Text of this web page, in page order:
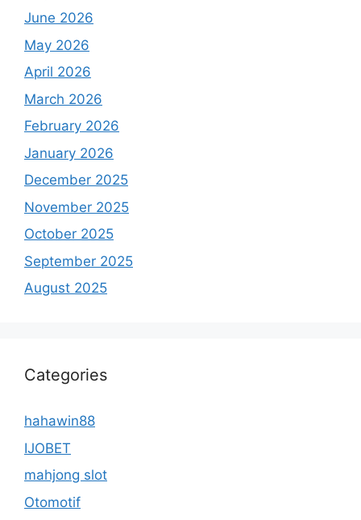
June 2026
May 2026
April 2026
March 2026
February 2026
January 2026
December 2025
November 2025
October 2025
September 2025
August 2025
Categories
hahawin88
IJOBET
mahjong slot
Otomotif